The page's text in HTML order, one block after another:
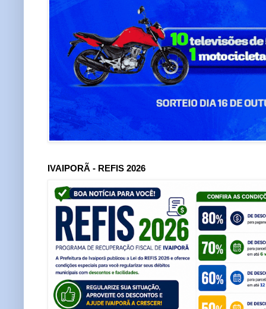
IVAIPORÃ - REFIS 2026